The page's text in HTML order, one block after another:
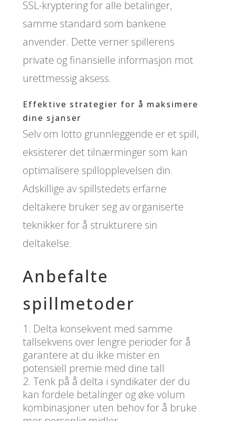
SSL-kryptering for alle betalinger,
samme standard som bankene
anvender. Dette verner spillerens
private og finansielle informasjon mot
urettmessig aksess.
Effektive strategier for å maksimere
dine sjanser
Selv om lotto grunnleggende er et spill,
eksisterer det tilnærminger som kan
optimalisere spillopplevelsen din.
Adskillige av spillstedets erfarne
deltakere bruker seg av organiserte
teknikker for å strukturere sin
deltakelse.
Anbefalte
spillmetoder
Delta konsekvent med samme
tallsekvens over lengre perioder for å
garantere at du ikke mister en
potensiell premie med dine tall
Tenk på å delta i syndikater der du
kan fordele betalinger og øke volum
kombinasjoner uten behov for å bruke